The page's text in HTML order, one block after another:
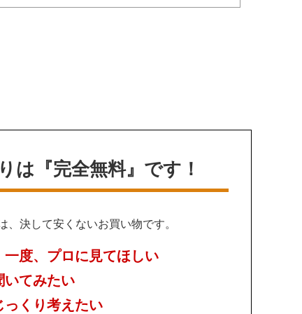
は 『完全無料』です！
決して安くないお買い物です。
一度、プロに見てほしい
いてみたい
っくり考えたい